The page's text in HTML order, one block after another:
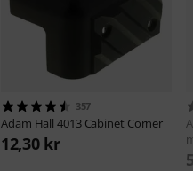
357
Adam Hall4013 Cabinet Corner
12,30 kr